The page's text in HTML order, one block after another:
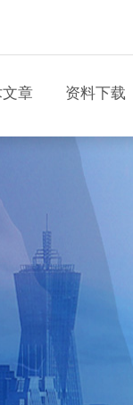
章 资料下载